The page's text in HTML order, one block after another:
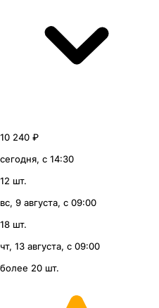
10 240 ₽
сегодня, с 14:30
12 шт.
вс, 9 августа, с 09:00
18 шт.
чт, 13 августа, с 09:00
более 20 шт.